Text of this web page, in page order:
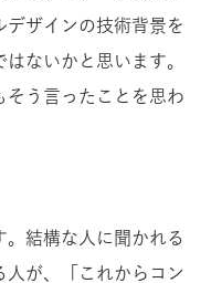
デザインの技術背景を
ないかと思います。
そう言ったことを思わ
。結構な人に聞かれる
人が、「これからコン